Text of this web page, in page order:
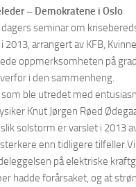
– Demokratene i Oslo
seminar om
arrangert av KFB,
oppmerksomheten på
i den sammenheng.
ble utredet med
Knut Jørgen Røed
solstorm er varslet i 2013
enn tidligere
på elektriske
hadde forårsaket, og at